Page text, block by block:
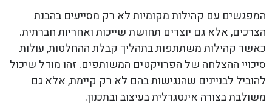
המפגשים עם קהילות מקומיות לא רק מסייעים בהבנת
הצרכים, אלא גם יוצרים תחושת שייכות ואחריות חברתית.
כאשר קהילות משתתפות בתהליך קבלת ההחלטות, עולות
סיכויי ההצלחה של הפרויקטים המשותפים. זהו מודל שיכול
להוביל לבניינים שהנגישות בהם לא רק קיימת, אלא גם
משולבת בצורה אינטגרלית בעיצוב ובתכנון.